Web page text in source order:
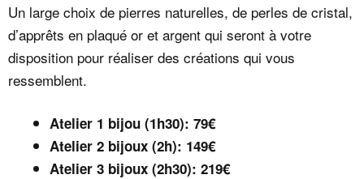
Un large choix de pierres naturelles, de perles de cristal,
d’apprêts en plaqué or et argent qui seront à votre
disposition pour réaliser des créations qui vous
ressemblent.
Atelier 1 bijou (1h30): 79€
Atelier 2 bijoux (2h): 149€
Atelier 3 bijoux (2h30): 219€